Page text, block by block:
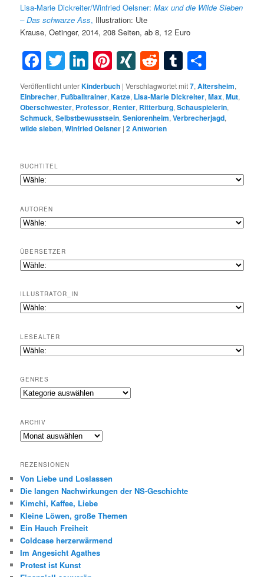
Lisa-Marie Dickreiter/Winfried Oelsner:Max und die Wilde Sieben
– Das schwarze Ass, Illustration: Ute
Krause, Oetinger, 2014, 208 Seiten, ab 8, 12 Euro
Facebook
Twitter
LinkedIn
Pinterest
XINGRedditTumblr
Veröffentlicht unterKinderbuch |Verschlagwortet mit7,Altersheim,
Einbrecher,Fußballtrainer,Katze, Lisa-Marie Dickreiter,Max,Mut,
Oberschwester, Professor, Renter, Ritterburg,Schauspielerin,
Schmuck,Selbstbewusstsein,Seniorenheim,Verbrecherjagd,
wilde sieben,Winfried Oelsner |2Antworten
BUCHTITEL
AUTOREN
ÜBERSETZER
ILLUSTRATOR_IN
LESEALTER
GENRES
Genres
ARCHIV
Archiv
REZENSIONEN
Von Liebe und Loslassen
Die langen Nachwirkungen der NS-Geschichte
Kimchi, Kaffee, Liebe
Kleine Löwen, große Themen
Ein Hauch Freiheit
Coldcase herzerwärmend
Im Angesicht Agathes
Protest ist Kunst